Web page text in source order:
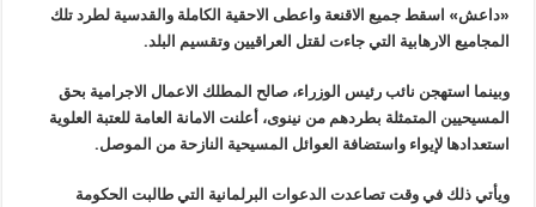
«داعش» اسقط جميع الاقنعة واعطى الاحقية الكاملة والقدسية لطرد تلك
المجاميع الارهابية التي جاءت لقتل العراقيين وتقسيم البلد.
وبينما استهجن نائب رئيس الوزراء، صالح المطلك الاعمال الاجرامية بحق
المسيحيين المتمثلة بطردهم من نينوى، أعلنت الامانة العامة للعتبة العلوية
استعدادها لإيواء واستضافة العوائل المسيحية النازحة من الموصل.
ويأتي ذلك في وقت تصاعدت الدعوات البرلمانية التي طالبت الحكومة